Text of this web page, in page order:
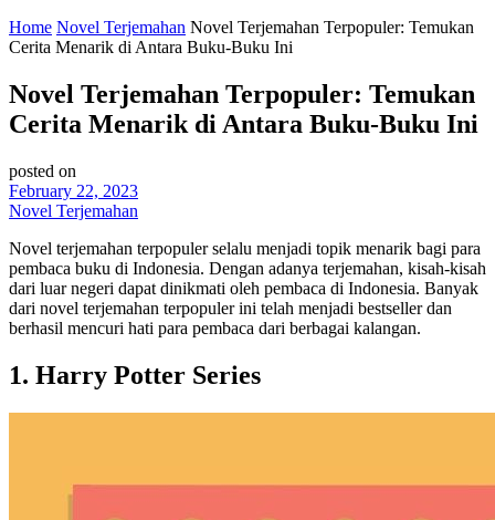
Home Novel Terjemahan Novel Terjemahan Terpopuler: Temukan
Cerita Menarik di Antara Buku-Buku Ini
Novel Terjemahan Terpopuler: Temukan
Cerita Menarik di Antara Buku-Buku Ini
posted on
February 22, 2023
Novel Terjemahan
Novel terjemahan terpopuler selalu menjadi topik menarik bagi para
pembaca buku di Indonesia. Dengan adanya terjemahan, kisah-kisah
dari luar negeri dapat dinikmati oleh pembaca di Indonesia. Banyak
dari novel terjemahan terpopuler ini telah menjadi bestseller dan
berhasil mencuri hati para pembaca dari berbagai kalangan.
1. Harry Potter Series